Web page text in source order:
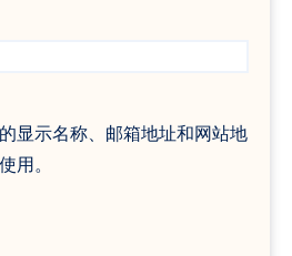
显示名称、邮箱地址和网站地
用。